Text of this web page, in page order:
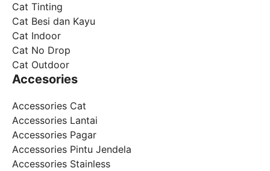
Cat Tinting
Cat Besi dan Kayu
Cat Indoor
Cat No Drop
Cat Outdoor
Accesories
Accessories Cat
Accessories Lantai
Accessories Pagar
Accessories Pintu Jendela
Accessories Stainless